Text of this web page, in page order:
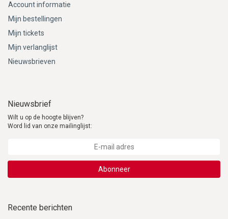
Account informatie
Mijn bestellingen
Mijn tickets
Mijn verlanglijst
Nieuwsbrieven
Nieuwsbrief
Wilt u op de hoogte blijven?
Word lid van onze mailinglijst:
Abonneer
Recente berichten